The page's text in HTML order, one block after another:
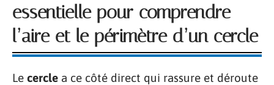
essentielle pour comprendre
l’aire et le périmètre d’un cercle
Le cercle a ce côté direct qui rassure et déroute